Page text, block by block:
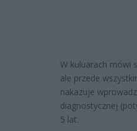
W kuluarach mówi
ale przede
nakazuje
diagnostycznej
5 lat.